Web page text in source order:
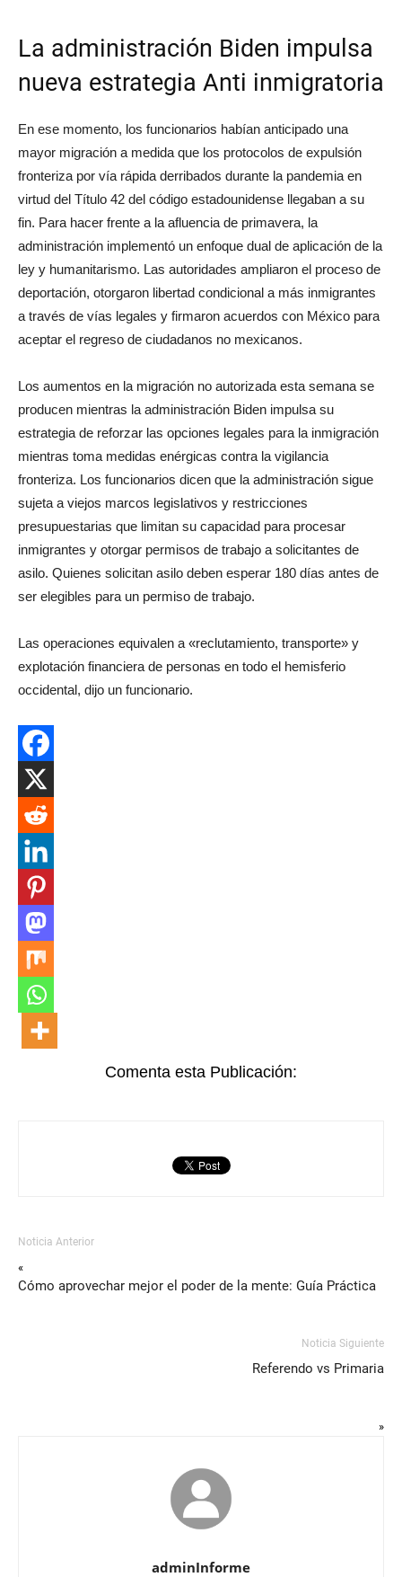
La administración Biden impulsa
nueva estrategia Anti inmigratoria
En ese momento, los funcionarios habían anticipado una
mayor migración a medida que los protocolos de expulsión
fronteriza por vía rápida derribados durante la pandemia en
virtud del Título 42 del código estadounidense llegaban a su
fin. Para hacer frente a la afluencia de primavera, la
administración implementó un enfoque dual de aplicación de la
ley y humanitarismo. Las autoridades ampliaron el proceso de
deportación, otorgaron libertad condicional a más inmigrantes
a través de vías legales y firmaron acuerdos con México para
aceptar el regreso de ciudadanos no mexicanos.
Los aumentos en la migración no autorizada esta semana se
producen mientras la administración Biden impulsa su
estrategia de reforzar las opciones legales para la inmigración
mientras toma medidas enérgicas contra la vigilancia
fronteriza. Los funcionarios dicen que la administración sigue
sujeta a viejos marcos legislativos y restricciones
presupuestarias que limitan su capacidad para procesar
inmigrantes y otorgar permisos de trabajo a solicitantes de
asilo. Quienes solicitan asilo deben esperar 180 días antes de
ser elegibles para un permiso de trabajo.
Las operaciones equivalen a «reclutamiento, transporte» y
explotación financiera de personas en todo el hemisferio
occidental, dijo un funcionario.
Comenta esta Publicación:
Noticia Anterior
«
Cómo aprovechar mejor el poder de la mente: Guía Práctica
Noticia Siguiente
Referendo vs Primaria
»
adminInforme